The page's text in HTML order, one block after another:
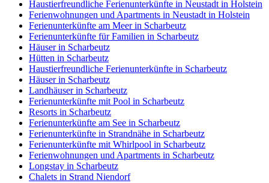
Haustierfreundliche Ferienunterkünfte in Neustadt in Holstein
Ferienwohnungen und Apartments in Neustadt in Holstein
Ferienunterkünfte am Meer in Scharbeutz
Ferienunterkünfte für Familien in Scharbeutz
Häuser in Scharbeutz
Hütten in Scharbeutz
Haustierfreundliche Ferienunterkünfte in Scharbeutz
Häuser in Scharbeutz
Landhäuser in Scharbeutz
Ferienunterkünfte mit Pool in Scharbeutz
Resorts in Scharbeutz
Ferienunterkünfte am See in Scharbeutz
Ferienunterkünfte in Strandnähe in Scharbeutz
Ferienunterkünfte mit Whirlpool in Scharbeutz
Ferienwohnungen und Apartments in Scharbeutz
Longstay in Scharbeutz
Chalets in Strand Niendorf